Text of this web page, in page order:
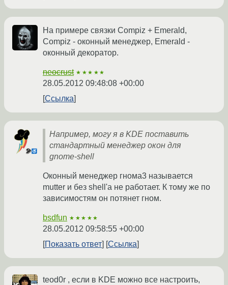
На примере связки Compiz + Emerald,
Compiz - оконный менеджер, Emerald -
оконный декоратор.
neocrust ★★★★★
28.05.2012 09:48:08 +00:00
Ссылка
Например, могу я в KDE поставить
стандартный менеджер окон для
gnome-shell
Оконный менеджер гнома3 называется
mutter и без shell'а не работает. К тому же по
зависимостям он потянет гном.
bsdfun ★★★★★
28.05.2012 09:58:55 +00:00
Показать ответ
Ссылка
teod0r , если в KDE можно все настроить,